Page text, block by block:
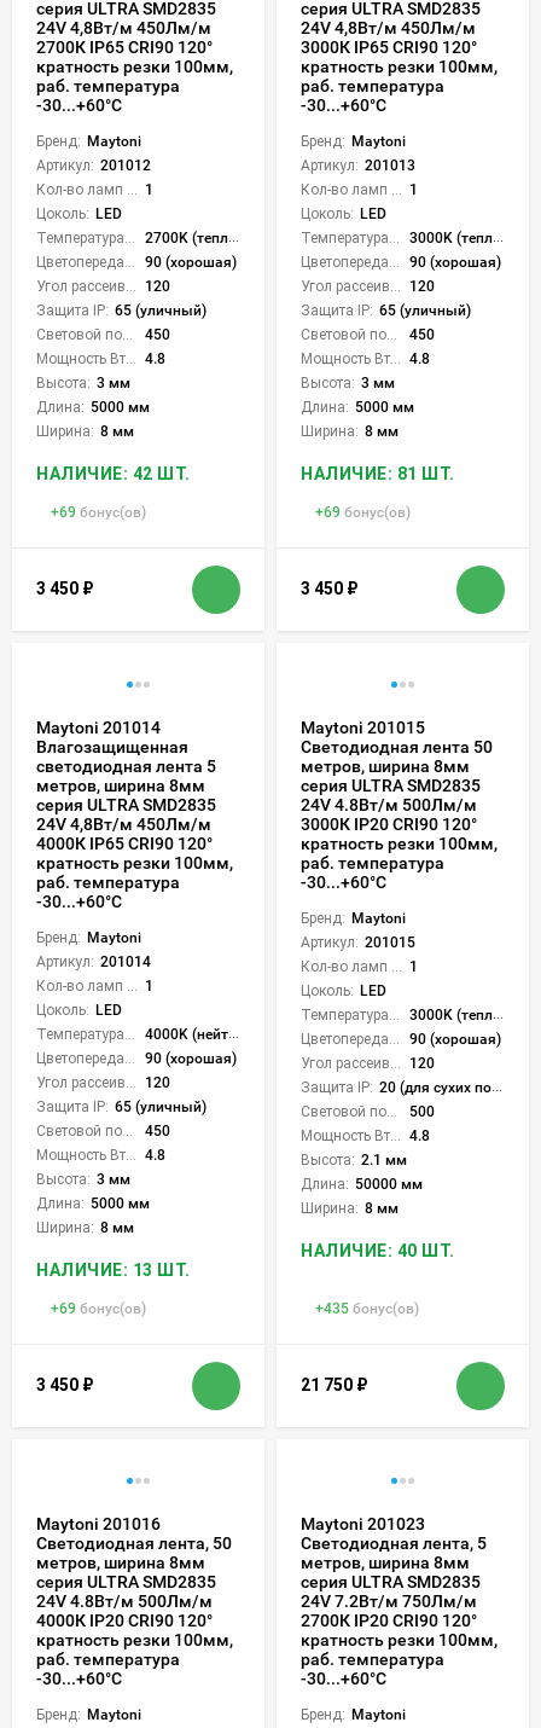
серия ULTRA SMD2835
24V 4,8Вт/м 450Лм/м
2700К IP65 CRI90 120°
кратность резки 100мм,
раб. температура
-30...+60°С
Бренд: Maytoni
Артикул: 201012
1
Цоколь: LED
2700K (теплый)
90 (хорошая)
120
Защита IP: 65 (уличный)
450
4.8
Высота: 3 мм
Длина: 5000 мм
Ширина: 8 мм
НАЛИЧИЕ: 42 ШТ.
+69 бонус(ов)
3 450 ₽
серия ULTRA SMD2835
24V 4,8Вт/м 450Лм/м
3000К IP65 CRI90 120°
кратность резки 100мм,
раб. температура
-30...+60°С
Бренд: Maytoni
Артикул: 201013
1
Цоколь: LED
3000K (теплый)
90 (хорошая)
120
Защита IP: 65 (уличный)
450
4.8
Высота: 3 мм
Длина: 5000 мм
Ширина: 8 мм
НАЛИЧИЕ: 81 ШТ.
+69 бонус(ов)
3 450 ₽
Maytoni 201014
Влагозащищенная
светодиодная лента 5
метров, ширина 8мм
серия ULTRA SMD2835
24V 4,8Вт/м 450Лм/м
4000К IP65 CRI90 120°
кратность резки 100мм,
раб. температура
-30...+60°С
Бренд: Maytoni
Артикул: 201014
1
Цоколь: LED
4000K (нейтральный)
90 (хорошая)
120
Защита IP: 65 (уличный)
450
4.8
Высота: 3 мм
Длина: 5000 мм
Ширина: 8 мм
НАЛИЧИЕ: 13 ШТ.
+69 бонус(ов)
3 450 ₽
Maytoni 201015
Cветодиодная лента 50
метров, ширина 8мм
серия ULTRA SMD2835
24V 4.8Вт/м 500Лм/м
3000К IP20 CRI90 120°
кратность резки 100мм,
раб. температура
-30...+60°С
Бренд: Maytoni
Артикул: 201015
1
Цоколь: LED
3000K (теплый)
90 (хорошая)
120
Защита IP: 20 (для сухих пом.)
500
4.8
Высота: 2.1 мм
Длина: 50000 мм
Ширина: 8 мм
НАЛИЧИЕ: 40 ШТ.
+435 бонус(ов)
21 750 ₽
Maytoni 201016
Светодиодная лента, 50
метров, ширина 8мм
серия ULTRA SMD2835
24V 4.8Вт/м 500Лм/м
4000К IP20 CRI90 120°
кратность резки 100мм,
раб. температура
-30...+60°С
Бренд: Maytoni
Maytoni 201023
Светодиодная лента, 5
метров, ширина 8мм
серия ULTRA SMD2835
24V 7.2Вт/м 750Лм/м
2700К IP20 CRI90 120°
кратность резки 100мм,
раб. температура
-30...+60°С
Бренд: Maytoni